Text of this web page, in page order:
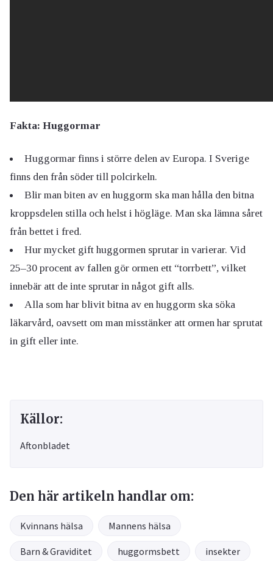
Fakta: Huggormar
Huggormar finns i större delen av Europa. I Sverige
finns den från söder till polcirkeln.
Blir man biten av en huggorm ska man hålla den bitna
kroppsdelen stilla och helst i högläge. Man ska lämna såret
från bettet i fred.
Hur mycket gift huggormen sprutar in varierar. Vid
25–30 procent av fallen gör ormen ett “torrbett”, vilket
innebär att de inte sprutar in något gift alls.
Alla som har blivit bitna av en huggorm ska söka
läkarvård, oavsett om man misstänker att ormen har sprutat
in gift eller inte.
Källor:
Aftonbladet
Den här artikeln handlar om:
Kvinnans hälsa Mannens hälsa
Barn & Graviditet huggormsbett insekter